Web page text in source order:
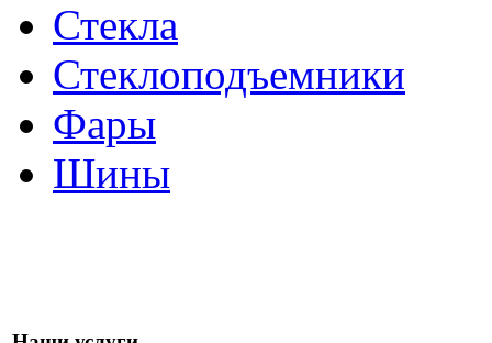
Стекла
Стеклоподъемники
Фары
Шины